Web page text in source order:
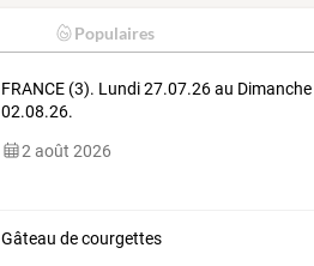
Populaires
FRANCE (3). Lundi 27.07.26 au Dimanche
02.08.26.
2 août 2026
Gâteau de courgettes